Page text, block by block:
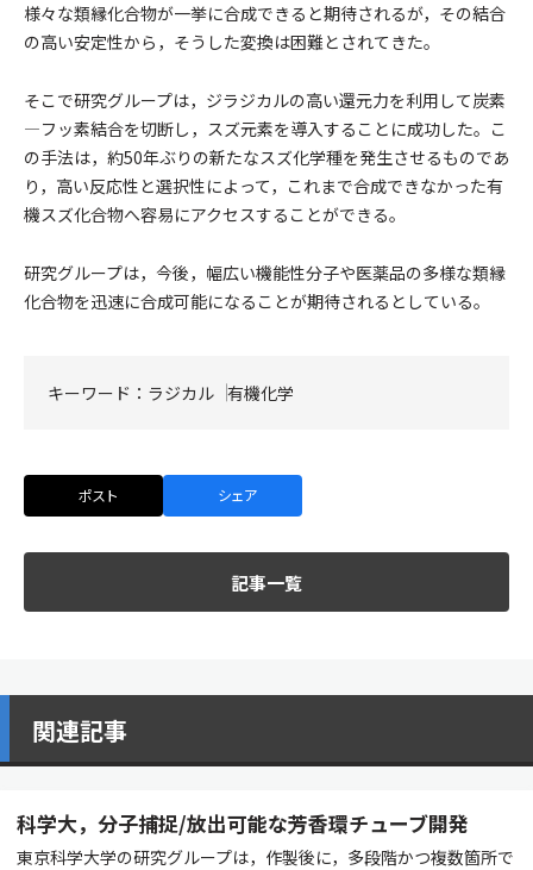
様々な類縁化合物が一挙に合成できると期待されるが，その結合
の高い安定性から，そうした変換は困難とされてきた。
そこで研究グループは，ジラジカルの高い還元力を利用して炭素
―フッ素結合を切断し，スズ元素を導入することに成功した。こ
の手法は，約50年ぶりの新たなスズ化学種を発生させるものであ
り，高い反応性と選択性によって，これまで合成できなかった有
機スズ化合物へ容易にアクセスすることができる。
研究グループは，今後，幅広い機能性分子や医薬品の多様な類縁
化合物を迅速に合成可能になることが期待されるとしている。
キーワード： ラジカル 有機化学
ポスト シェア
記事一覧
関連記事
科学大，分子捕捉/放出可能な芳香環チューブ開発
東京科学大学の研究グループは，作製後に，多段階かつ複数箇所で